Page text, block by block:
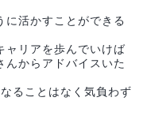
に活かすことができる
ャリアを歩んでいけば
んからアドバイスいた
ることはなく気負わず